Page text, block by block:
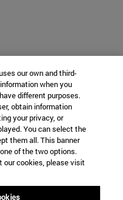
our own and third-
when you
different purposes.
obtain information
your privacy, or
You can select the
them all. This banner
of the two options.
our cookies, please visit